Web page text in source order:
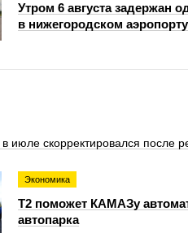
Утром 6 августа задержан
в нижегородском аэропорту
июле скорректировался после
Экономика
T2 поможет КАМАЗу
автопарка